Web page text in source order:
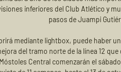
inferiores del Club Atlético y
pasos de Juampi
mediante lightbox, puede haber
del tramo norte de la línea 12
Central comenzarán el